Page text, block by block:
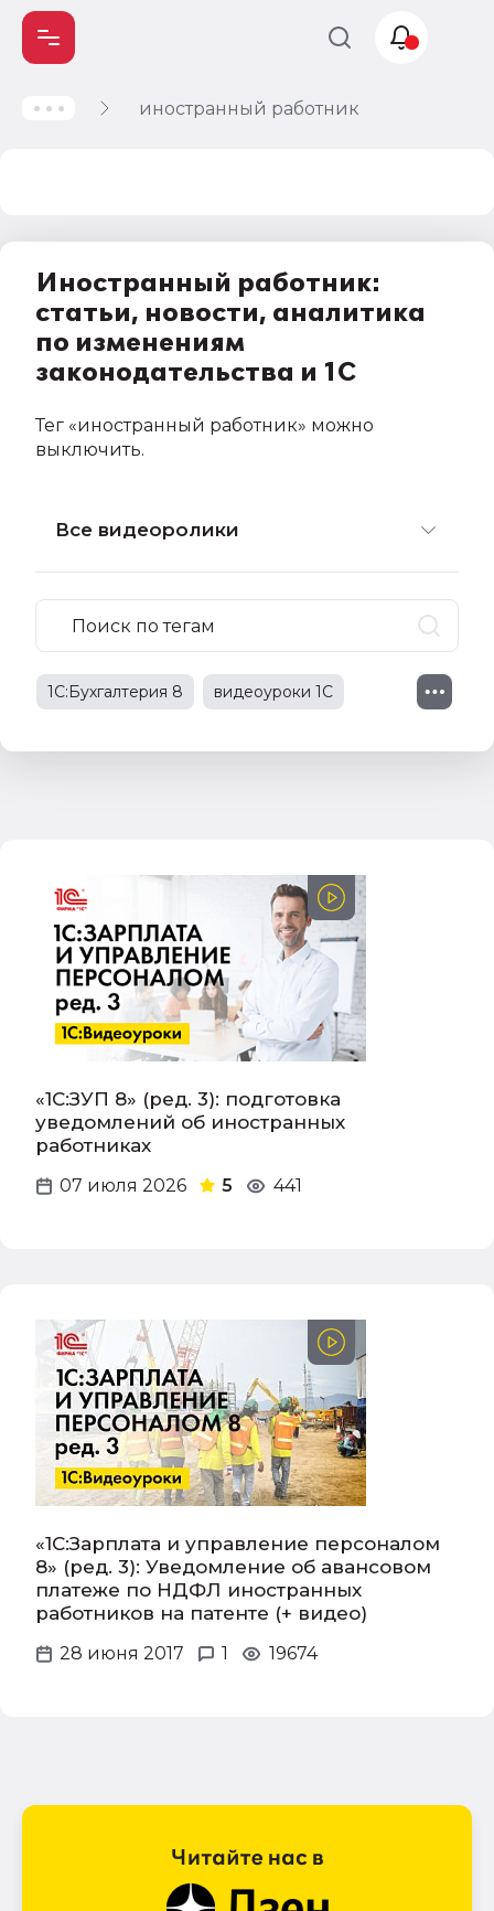
иностранный работник
Иностранный работник:
статьи, новости, аналитика
по изменениям
законодательства и 1С
Тег «иностранный работник» можно
выключить.
Все видеоролики
1С:Бухгалтерия 8 видеоуроки 1С
безналичные расчеты налог на прибыль
основные средства
«1С:ЗУП 8» (ред. 3): подготовка
уведомлений об иностранных
работниках
07 июля 2026 5 441
«1С:Зарплата и управление персоналом
8» (ред. 3): Уведомление об авансовом
платеже по НДФЛ иностранных
работников на патенте (+ видео)
28 июня 2017 1 19674
Учет и